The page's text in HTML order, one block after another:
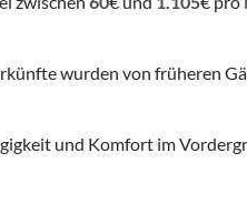
wurden von früheren
und Komfort im